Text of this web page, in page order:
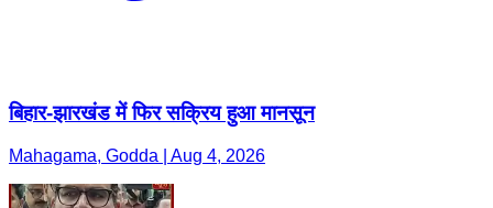
बिहार-झारखंड में फिर सक्रिय हुआ मानसून
Mahagama, Godda | Aug 4, 2026